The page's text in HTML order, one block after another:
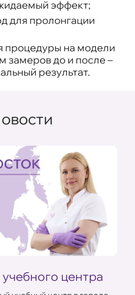
эффект;
для пролонгации
процедуры на модели
замеров до и после –
результат.
центра